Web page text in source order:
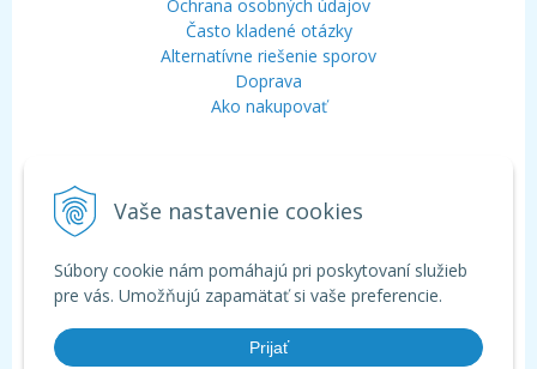
Vaše nastavenie cookies
Súbory cookie nám pomáhajú pri poskytovaní služieb
pre vás. Umožňujú zapamätať si vaše preferencie.
Prijať
Ochrana osobných údajov
Často kladené otázky
Alternatívne riešenie sporov
Doprava
Ako nakupovať
Mobil:+421 948 120 323
Chat:WhatsApp
Chat:Viber